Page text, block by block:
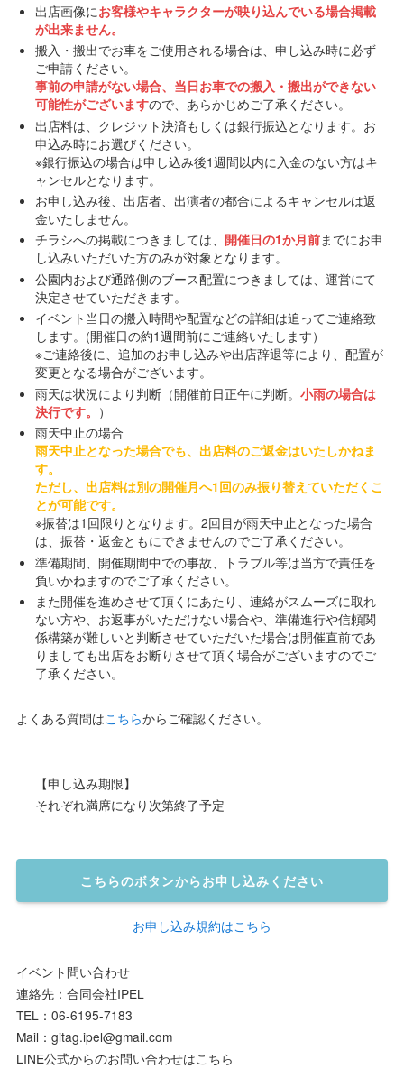
出店画像にお客様やキャラクターが映り込んでいる場合掲載
が出来ません。
搬入・搬出でお車をご使用される場合は、申し込み時に必ず
ご申請ください。
事前の申請がない場合、当日お車での搬入・搬出ができない
可能性がございますので、あらかじめご了承ください。
出店料は、クレジット決済もしくは銀行振込となります。お
申込み時にお選びください。
※銀行振込の場合は申し込み後1週間以内に入金のない方はキ
ャンセルとなります。
お申し込み後、出店者、出演者の都合によるキャンセルは返
金いたしません。
チラシへの掲載につきましては、 開催日の1か月前までにお申
し込みいただいた方のみが対象となります。
公園内および通路側のブース配置につきましては、運営にて
決定させていただきます。
イベント当日の搬入時間や配置などの詳細は追ってご連絡致
します。(開催日の約1週間前にご連絡いたします）
※ご連絡後に、追加のお申し込みや出店辞退等により、配置が
変更となる場合がございます。
雨天は状況により判断（開催前日正午に判断。 小雨の場合は
決行です。 ）
雨天中止の場合
雨天中止となった場合でも、出店料のご返金はいたしかねま
す。
ただし、出店料は別の開催月へ1回のみ振り替えていただくこ
とが可能です。
※振替は1回限りとなります。2回目が雨天中止となった場合
は、振替・返金ともにできませんのでご了承ください。
準備期間、開催期間中での事故、トラブル等は当方で責任を
負いかねますのでご了承ください。
また開催を進めさせて頂くにあたり、連絡がスムーズに取れ
ない方や、お返事がいただけない場合や、準備進行や信頼関
係構築が難しいと判断させていただいた場合は開催直前であ
りましても出店をお断りさせて頂く場合がございますのでご
了承ください。
よくある質問はこちらからご確認ください。
【申し込み期限】
それぞれ満席になり次第終了予定
こちらのボタンからお申し込みください
お申し込み規約はこちら
イベント問い合わせ
連絡先：合同会社IPEL
TEL：06-6195-7183
Mail：gitag.ipel@gmail.com
LINE公式からのお問い合わせはこちら